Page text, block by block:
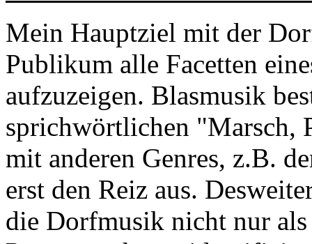
Mein Hauptziel mit der
Publikum alle Facetten
aufzuzeigen. Blasmusik
sprichwörtlichen "Marsch,
mit anderen Genres, z.B.
erst den Reiz aus.
die Dorfmusik nicht nur